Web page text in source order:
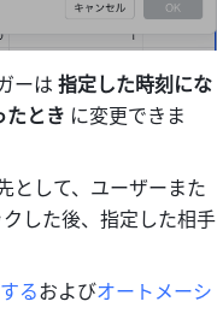
ーは 指定した時刻にな
たとき に変更できま
として、ユーザーまた
した後、指定した相手
るおよびオートメーシ